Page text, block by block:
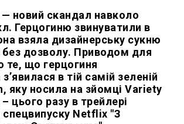
— новий скандал навколо
Герцогиню звинуватили в
взяла дизайнерську сукню
без дозволу. Приводом для
те, що герцогиня
в тій самій зеленій
яку носила на зйомці Variety
цього разу в трейлері
спецвипуску Netflix "З